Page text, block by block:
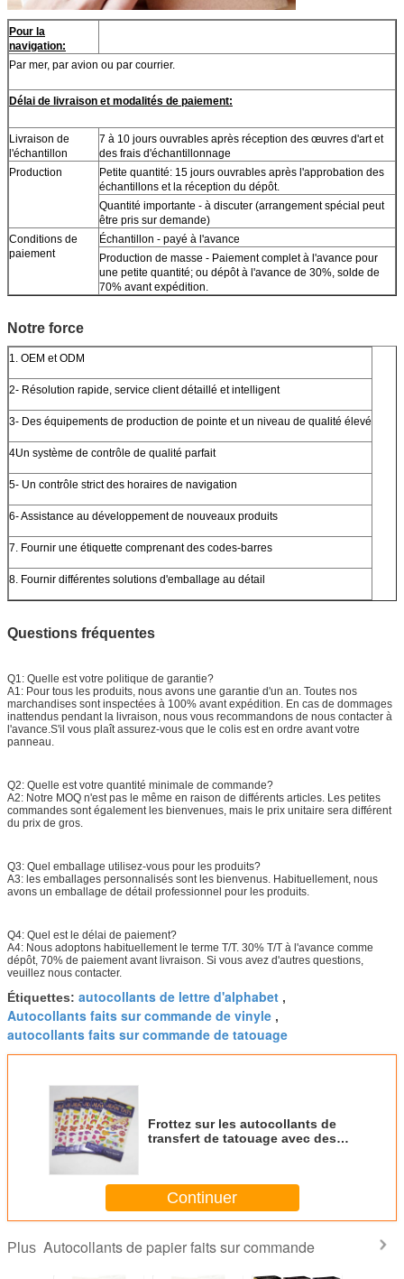
Pour la
navigation:
Par mer, par avion ou par courrier.
Délai de livraison et modalités de paiement:
Livraison de
l'échantillon
7 à 10 jours ouvrables après réception des œuvres d'art et
des frais d'échantillonnage
Production
Petite quantité: 15 jours ouvrables après l'approbation des
échantillons et la réception du dépôt.
Quantité importante - à discuter (arrangement spécial peut
être pris sur demande)
Conditions de
paiement
Échantillon - payé à l'avance
Production de masse - Paiement complet à l'avance pour
une petite quantité; ou dépôt à l'avance de 30%, solde de
70% avant expédition.
Notre force
1. OEM et ODM
2- Résolution rapide, service client détaillé et intelligent
3- Des équipements de production de pointe et un niveau de qualité élevé
4Un système de contrôle de qualité parfait
5- Un contrôle strict des horaires de navigation
6- Assistance au développement de nouveaux produits
7. Fournir une étiquette comprenant des codes-barres
8. Fournir différentes solutions d'emballage au détail
Questions fréquentes
Q1: Quelle est votre politique de garantie?
A1: Pour tous les produits, nous avons une garantie d'un an. Toutes nos
marchandises sont inspectées à 100% avant expédition. En cas de dommages
inattendus pendant la livraison, nous vous recommandons de nous contacter à
l'avance.S'il vous plaît assurez-vous que le colis est en ordre avant votre
panneau.
Q2: Quelle est votre quantité minimale de commande?
A2: Notre MOQ n'est pas le même en raison de différents articles. Les petites
commandes sont également les bienvenues, mais le prix unitaire sera différent
du prix de gros.
Q3: Quel emballage utilisez-vous pour les produits?
A3: les emballages personnalisés sont les bienvenus. Habituellement, nous
avons un emballage de détail professionnel pour les produits.
Q4: Quel est le délai de paiement?
A4: Nous adoptons habituellement le terme T/T. 30% T/T à l'avance comme
dépôt, 70% de paiement avant livraison. Si vous avez d'autres questions,
veuillez nous contacter.
Étiquettes: autocollants de lettre d'alphabet ,
Autocollants faits sur commande de vinyle ,
autocollants faits sur commande de tatouage
Frottez sur les autocollants de
transfert de tatouage avec des
Lavable et non toxique
Continuer
Plus Autocollants de papier faits sur commande